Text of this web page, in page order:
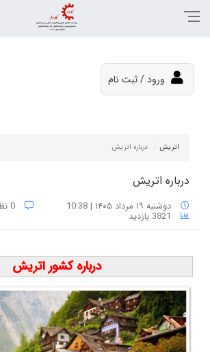
ورود / ثبت نام
اتریش درباره اتریش
درباره اتریش
دوشنبه ۱۹ مرداد ۱۴۰۵ | 10:38
درباره کشور اتریش